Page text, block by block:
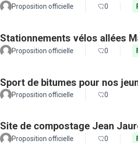
Proposition officielle 0
Stationnements vélos allées
Proposition officielle 0
Sport de bitumes pour nos
Proposition officielle 0
Site de compostage Jean
Proposition officielle 0